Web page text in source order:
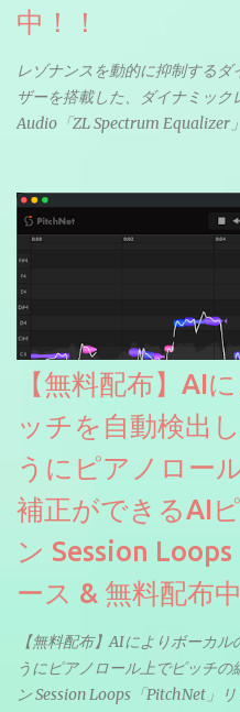
中！！
レゾナンスを動的に抑制する
ザーを搭載した、ダイナミッ
Audio「ZL Spectrum Equalizer
【無料配布】AI
ッチを自動検出
うにピアノロー
補正ができるAI
ン Session
ース & 無料配布中
【無料配布】AIによりボーカ
うにピアノロール上でピッチ
ン Session Loops「PitchNet」